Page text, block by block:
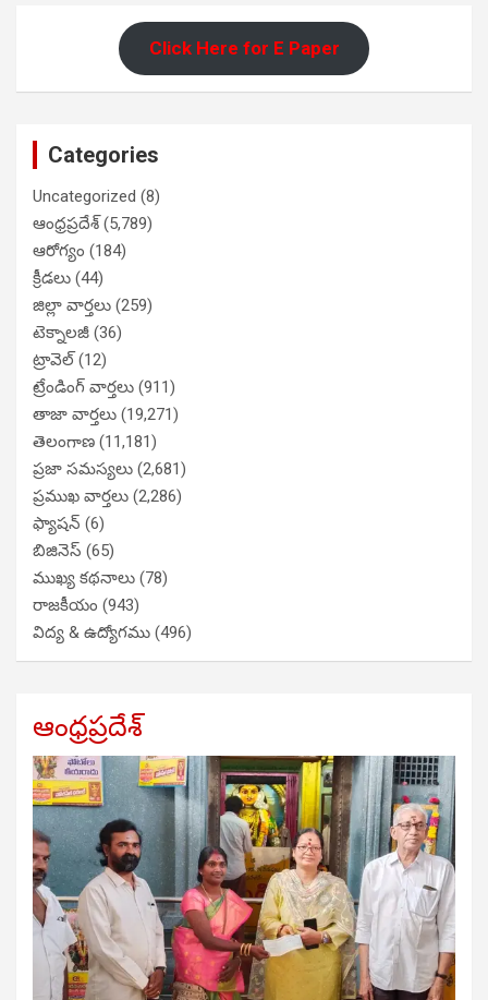
Click Here for E Paper
Categories
Uncategorized (8)
ఆంధ్రప్రదేశ్(5,789)
ఆరోగ్యం (184)
క్రీడలు (44)
జిల్లా వార్తలు (259)
టెక్నాలజీ (36)
ట్రావెల్(12)
ట్రేండింగ్ వార్తలు (911)
తాజా వార్తలు (19,271)
తెలంగాణ (11,181)
ప్రజా సమస్యలు (2,681)
ప్రముఖ వార్తలు (2,286)
ఫ్యాషన్ (6)
బిజినెస్ (65)
ముఖ్య కథనాలు (78)
రాజకీయం (943)
విద్య & ఉద్యోగము (496)
ఆంధ్రప్రదేశ్